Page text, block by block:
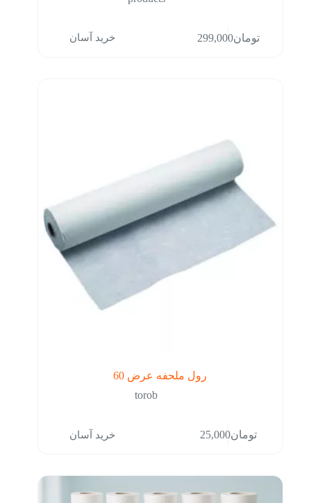
تومان299,000 خرید آسان
رول ملحفه عرض 60
torob
تومان25,000 خرید آسان